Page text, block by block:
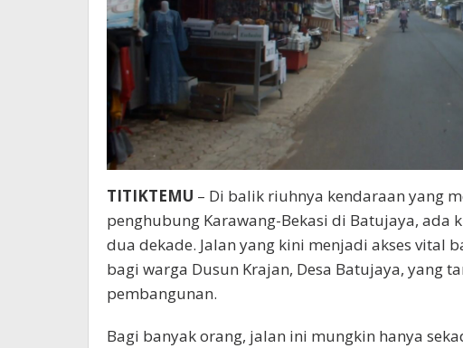
TITIKTEMU – Di balik riuhnya kendaraan yang
penghubung Karawang-Bekasi di Batujaya, ada
dua dekade. Jalan yang kini menjadi akses vital
bagi warga Dusun Krajan, Desa Batujaya, yang
pembangunan.
Bagi banyak orang, jalan ini mungkin hanya